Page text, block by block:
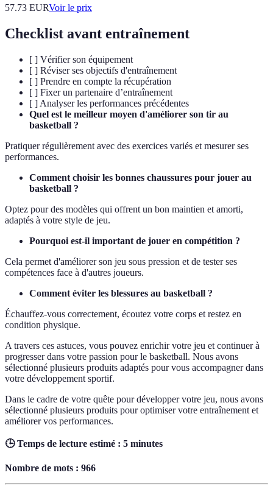
57.73 EURVoir le prix
Checklist avant entraînement
[ ] Vérifier son équipement
[ ] Réviser ses objectifs d'entraînement
[ ] Prendre en compte la récupération
[ ] Fixer un partenaire d’entraînement
[ ] Analyser les performances précédentes
Quel est le meilleur moyen d'améliorer son tir au
basketball ?
Pratiquer régulièrement avec des exercices variés et mesurer ses
performances.
Comment choisir les bonnes chaussures pour jouer au
basketball ?
Optez pour des modèles qui offrent un bon maintien et amorti,
adaptés à votre style de jeu.
Pourquoi est-il important de jouer en compétition ?
Cela permet d'améliorer son jeu sous pression et de tester ses
compétences face à d'autres joueurs.
Comment éviter les blessures au basketball ?
Échauffez-vous correctement, écoutez votre corps et restez en
condition physique.
A travers ces astuces, vous pouvez enrichir votre jeu et continuer à
progresser dans votre passion pour le basketball. Nous avons
sélectionné plusieurs produits adaptés pour vous accompagner dans
votre développement sportif.
Dans le cadre de votre quête pour développer votre jeu, nous avons
sélectionné plusieurs produits pour optimiser votre entraînement et
améliorer vos performances.
🕒 Temps de lecture estimé : 5 minutes
Nombre de mots : 966